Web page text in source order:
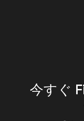
今すぐ